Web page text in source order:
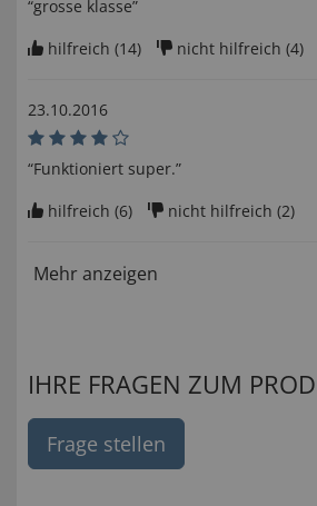
“grosse klasse”
hilfreich (14) nicht hilfreich (4)
23.10.2016
“Funktioniert super.”
hilfreich (6) nicht hilfreich (2)
Mehr anzeigen
IHRE FRAGEN ZUM
Frage stellen